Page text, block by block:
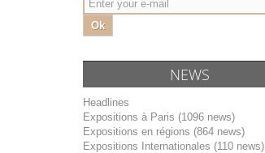
Ok
NEWS
Headlines
Expositions à Paris (1096 news)
Expositions en régions (864 news)
Expositions Internationales (110 news)